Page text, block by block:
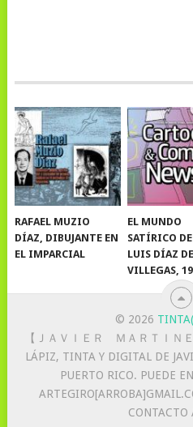
RAFAEL MUZIO
DÍAZ, DIBUJANTE EN
EL IMPARCIAL
EL MUNDO
SATÍRICO DE
LUIS DÍAZ DE
VILLEGAS,
© 2026
【 ＪＡＶＩＥＲ ＭＡＲＴＩＮ
LÁPIZ, TINTA Y DIGITAL DE
PUERTO RICO. PUEDE
CONTACTO